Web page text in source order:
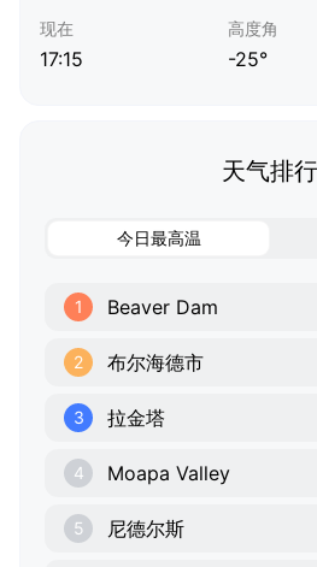
现在
17:15
高度角
-25°
天气排行
今日最高温
1 Beaver Dam
2 布尔海德市
3 拉金塔
4 Moapa Valley
5 尼德尔斯